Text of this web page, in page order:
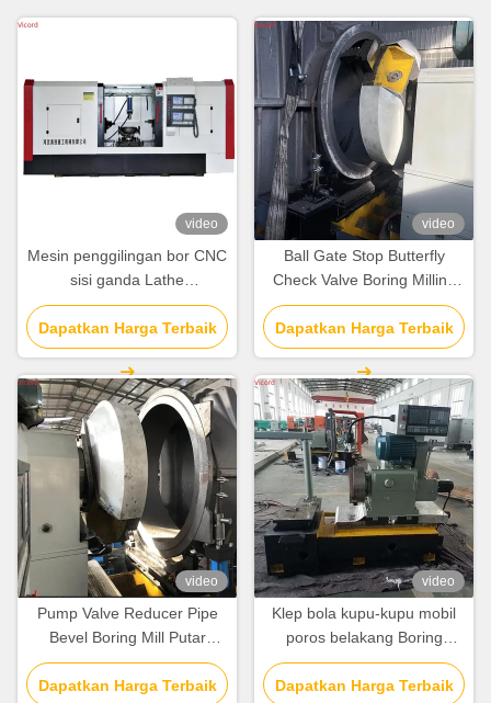
video
Mesin penggilingan bor CNC
sisi ganda Lathe
sepenuhnya cerdas otomatis
Dapatkan Harga Terbaik
video
Ball Gate Stop Butterfly
Check Valve Boring Milling
And Turning Machine Lathe
50 R/Min
Dapatkan Harga Terbaik
video
Pump Valve Reducer Pipe
Bevel Boring Mill Putar
Mesin CNC Mesin Lathe
Dapatkan Harga Terbaik
video
Klep bola kupu-kupu mobil
poros belakang Boring
Milling Mesin pemutar / Mill
Turn Cnc
Dapatkan Harga Terbaik